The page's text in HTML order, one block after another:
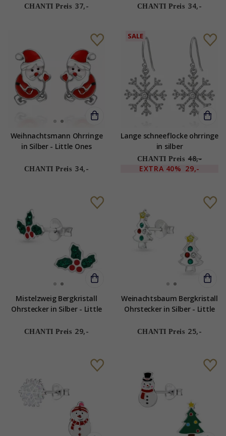
CHANTI Preis 37,- CHANTI Preis 34,-
Weihnachtsmann Ohrringe
in Silber - Little Ones
CHANTI Preis 34,-
SALE
Lange schneeflocke ohrringe
in silber
CHANTI Preis 48,-
EXTRA 40% 29,-
Mistelzweig Bergkristall
Ohrstecker in Silber - Little
CHANTI Preis 29,-
Weinachtsbaum Bergkristall
Ohrstecker in Silber - Little
CHANTI Preis 25,-